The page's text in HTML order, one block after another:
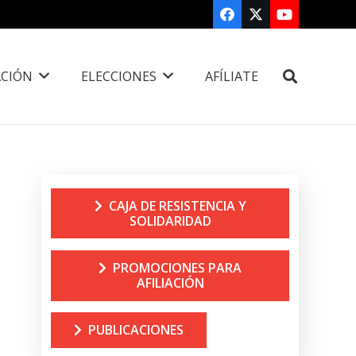
ELECCIONES AFÍLIATE
CAJA DE RESISTENCIA Y
SOLIDARIDAD
PROMOCIONES PARA
AFILIACIÓN
PUBLICACIONES